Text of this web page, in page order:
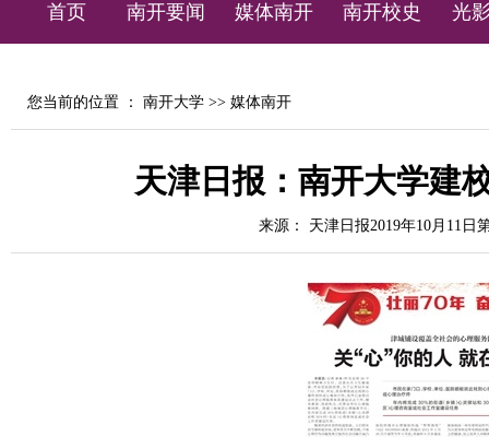
首页 南开要闻 媒体南开 南开校史 光
您当前的位置 ： 南开大学 >> 媒体南开
天津日报：南开大学建
来源： 天津日报2019年10月11日